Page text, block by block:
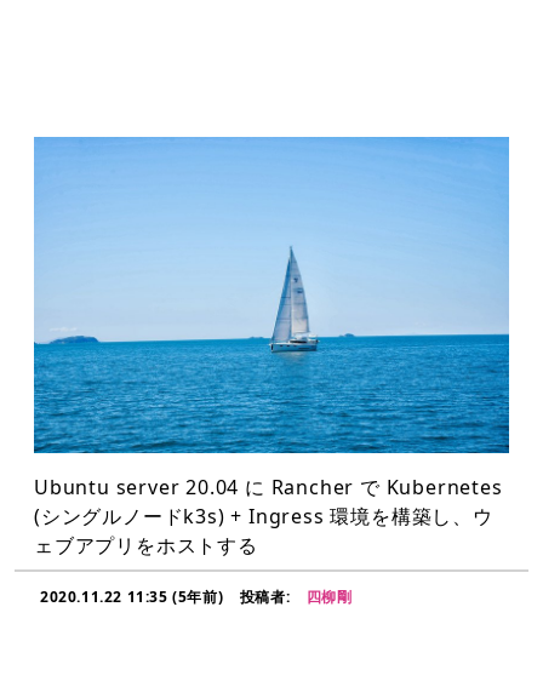
Ubuntu server 20.04 に Rancher で Kubernetes
(シングルノードk3s) + Ingress 環境を構築し、ウ
ェブアプリをホストする
2020.11.22 11:35 (5年前) 投稿者: 四柳剛